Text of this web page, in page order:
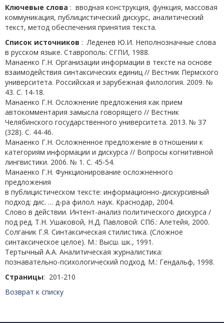
Ключевые слова : вводная конструкция, функция, массовая
коммуникация, публицистический дискурс, аналитический
текст, метод обеспечения принятия текста.
Список источников : Леденев Ю.И. Неполнозначные слова
в русском языке. Ставрополь: СГПИ, 1988.
Манаенко Г.Н. Организации информации в тексте на основе
взаимодействия синтаксических единиц // Вестник Пермского
университета. Российская и зарубежная филология. 2009. №
43. С. 14-18.
Манаенко Г.Н. Осложнение предложения как прием
автокомментария замысла говорящего // Вестник
Челябинского государственного университета. 2013. № 37
(328). С. 44-46.
Манаенко Г.Н. Осложненное предложение в отношении к
категориям информации и дискурса // Вопросы когнитивной
лингвистики. 2006. № 1. С. 45-54.
Манаенко Г.Н. Функционирование осложненного
предложения
в публицистическом тексте: информационно-дискурсивный
подход: дис. … д-ра филол. наук. Краснодар, 2004.
Слово в действии. Интент-анализ политического дискурса /
под ред. Т.Н. Ушаковой, Н.Д. Павловой: СПб.: Алетейя, 2000.
Солганик Г.Я. Синтаксическая стилистика. (Сложное
синтаксическое целое). М.: Высш. шк., 1991.
Тертычный А.А. Аналитическая журналистика:
познавательно-психологический подход. М.: Гендальф, 1998.
Страницы: 201-210
Возврат к списку